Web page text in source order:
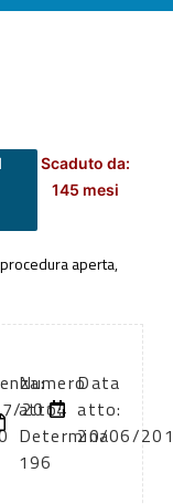
Scaduto da:
145 mesi
aperta,
2014
Numero
atto:
Determina
196
Data
atto:
20/06/